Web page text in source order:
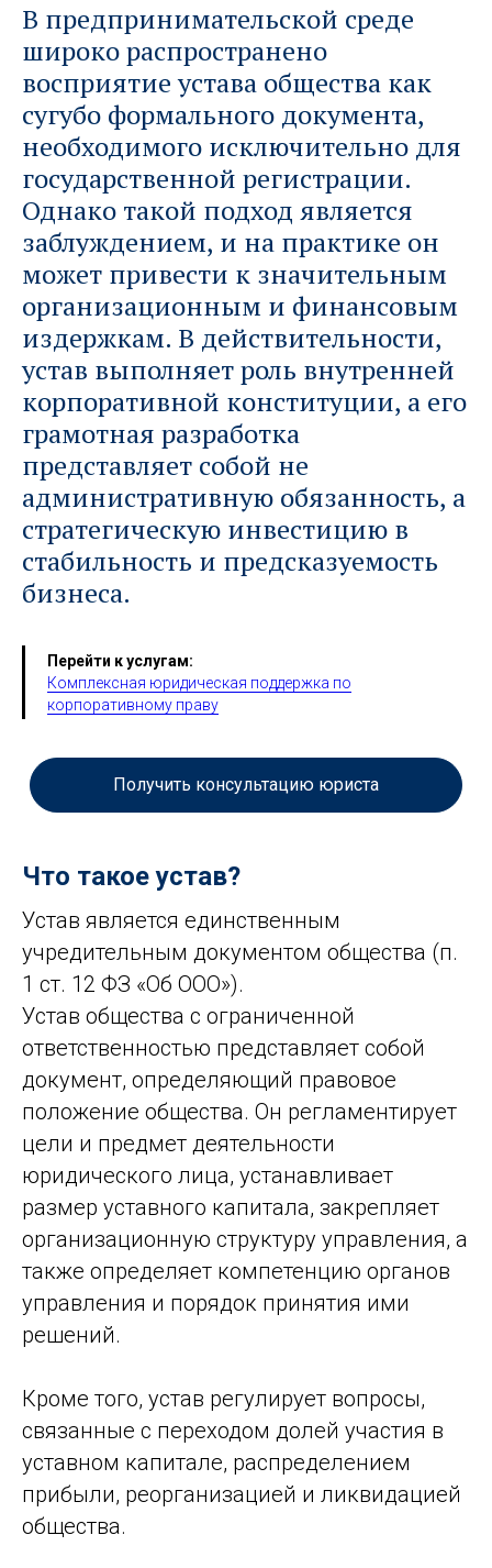
В предпринимательской среде
широко распространено
восприятие устава общества как
сугубо формального документа,
необходимого исключительно для
государственной регистрации.
Однако такой подход является
заблуждением, и на практике он
может привести к значительным
организационным и финансовым
издержкам. В действительности,
устав выполняет роль внутренней
корпоративной конституции, а его
грамотная разработка
представляет собой не
административную обязанность, а
стратегическую инвестицию в
стабильность и предсказуемость
бизнеса.
Перейти к услугам:
Комплексная юридическая поддержка по
корпоративному праву
Получить консультацию юриста
Что такое устав?
Устав является единственным
учредительным документом общества (п.
1 ст. 12 ФЗ «Об ООО»).
Устав общества с ограниченной
ответственностью представляет собой
документ, определяющий правовое
положение общества. Он регламентирует
цели и предмет деятельности
юридического лица, устанавливает
размер уставного капитала, закрепляет
организационную структуру управления, а
также определяет компетенцию органов
управления и порядок принятия ими
решений.
Кроме того, устав регулирует вопросы,
связанные с переходом долей участия в
уставном капитале, распределением
прибыли, реорганизацией и ликвидацией
общества.